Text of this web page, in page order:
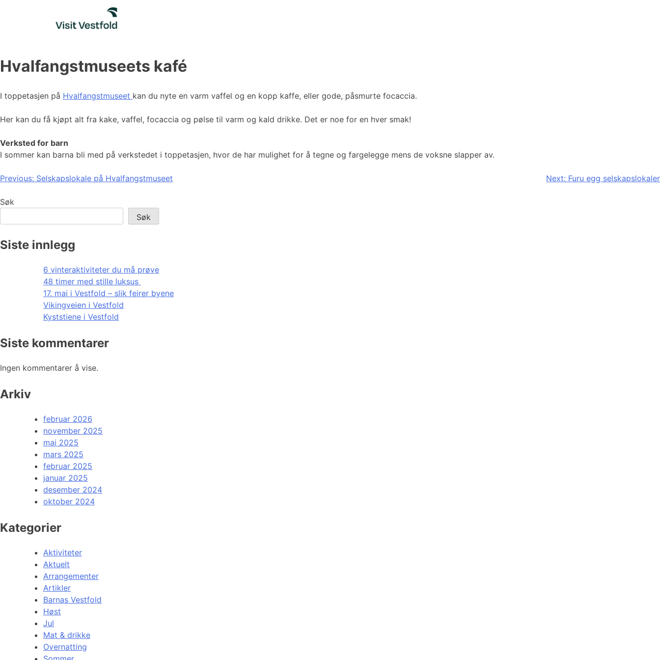
Hvalfangstmuseets kafé
I toppetasjen på Hvalfangstmuseet kan du nyte en varm vaffel og en kopp kaffe, eller gode, påsmurte focaccia.
Her kan du få kjøpt alt fra kake, vaffel, focaccia og pølse til varm og kald drikke. Det er noe for en hver smak!
Verksted for barn
I sommer kan barna bli med på verkstedet i toppetasjen, hvor de har mulighet for å tegne og fargelegge mens de voksne slapper av.
Innleggsnavigasjon
Previous: Selskapslokale på Hvalfangstmuseet Next: Furu egg selskapslokaler
Søk
Søk
Siste innlegg
6 vinteraktiviteter du må prøve
48 timer med stille luksus
17. mai i Vestfold – slik feirer byene
Vikingveien i Vestfold
Kyststiene i Vestfold
Siste kommentarer
Ingen kommentarer å vise.
Arkiv
februar 2026
november 2025
mai 2025
mars 2025
februar 2025
januar 2025
desember 2024
oktober 2024
Kategorier
Aktiviteter
Aktuelt
Arrangementer
Artikler
Barnas Vestfold
Høst
Jul
Mat & drikke
Overnatting